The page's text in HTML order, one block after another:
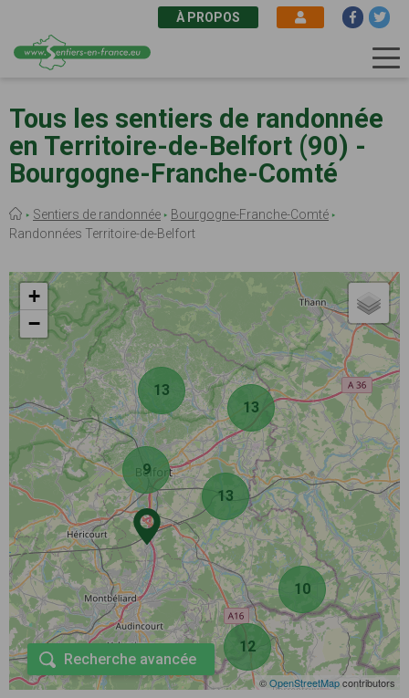
au
contenu
principal
À PROPOS
Tous les sentiers de randonnée
en Territoire-de-Belfort (90) -
Bourgogne-Franche-Comté
Fil
d'Ariane
Sentiers de randonnée
Bourgogne-Franche-Comté
Randonnées Territoire-de-Belfort
9
10
12
13
13
13
+
−
©OpenStreetMapcontributors
Recherche avancée